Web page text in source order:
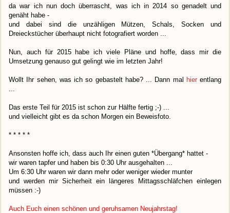
da war ich nun doch überrascht, was ich in 2014 so genadelt und
genäht habe -
und dabei sind die unzähligen Mützen, Schals, Socken und
Dreieckstücher überhaupt nicht fotografiert worden ...
Nun, auch für 2015 habe ich viele Pläne und hoffe, dass mir die
Umsetzung genauso gut gelingt wie im letzten Jahr!
Wollt Ihr sehen, was ich so gebastelt habe? ... Dann mal hierentlang
Das erste Teil für 2015 ist schon zur Hälfte fertig ;-) ...
und vielleicht gibt es da schon Morgen ein Beweisfoto.
* * * * *
Ansonsten hoffe ich, dass auch Ihr einen guten *Übergang* hattet -
wir waren tapfer und haben bis 0:30 Uhr ausgehalten ...
Um 6:30 Uhr waren wir dann mehr oder weniger wieder munter
und werden mir Sicherheit ein längeres Mittagsschläfchen einlegen
müssen :-)
Auch Euch einen schönen und geruhsamen Neujahrstag!